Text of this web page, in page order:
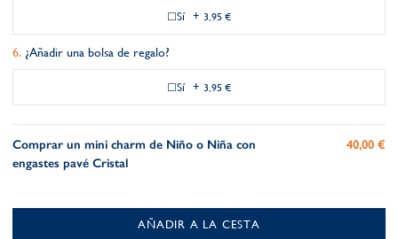
Sí + 3,95 €
¿Añadir una bolsa de regalo?
Sí + 3,95 €
Comprar un mini charm de Niño o Niña con
engastes pavé Cristal
40,00 €
AÑADIR A LA CESTA